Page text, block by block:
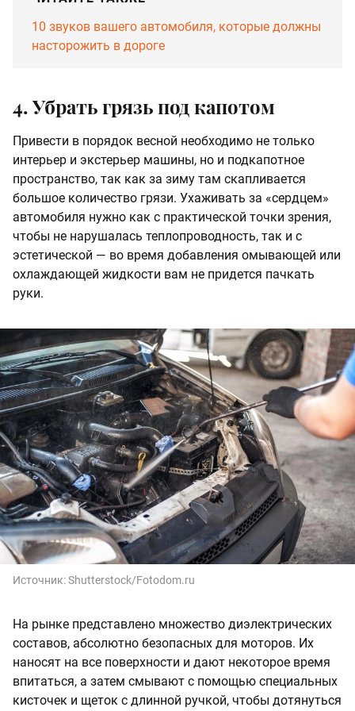
10 звуков вашего автомобиля, которые должны
насторожить в дороге
4. Убрать грязь под капотом
Привести в порядок весной необходимо не только
интерьер и экстерьер машины, но и подкапотное
пространство, так как за зиму там скапливается
большое количество грязи. Ухаживать за «сердцем»
автомобиля нужно как с практической точки зрения,
чтобы не нарушалась теплопроводность, так и с
эстетической — во время добавления омывающей или
охлаждающей жидкости вам не придется пачкать
руки.
Источник:Shutterstock/Fotodom.ru
На рынке представлено множество диэлектрических
составов, абсолютно безопасных для моторов. Их
наносят на все поверхности и дают некоторое время
впитаться, а затем смывают с помощью специальных
кисточек и щеток с длинной ручкой, чтобы дотянуться